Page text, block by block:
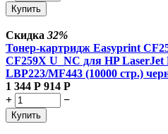
Купить
Скидка 32%
Тонер-картридж Easyprint
CF259X U_NC для HP
LBP223/MF443 (10000 стр.)
1 344 Р 914 Р
+
−
Купить